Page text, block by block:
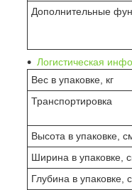
Дополнительные
Логистическая
Вес в упаковке, кг
Транспортировка
Высота в упаковке,
Ширина в упаковке,
Глубина в упаковке,